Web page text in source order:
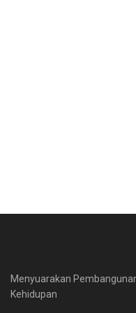
Menyuarakan
Kehidupan